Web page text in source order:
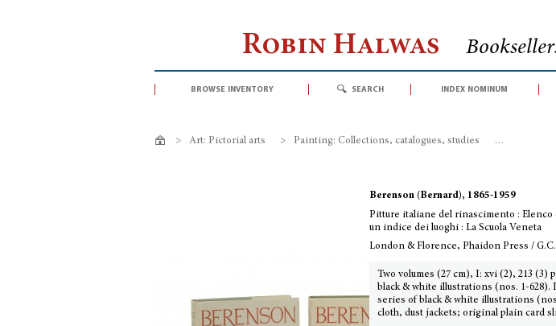
Robin Halwas
browse inventory search index nominum
> Art: Pictorial arts > Painting: Collections, catalogues, studies >
Berenson (Bernard), 1865-1959
Pitture italiane del rinascimento :
un indice dei luoghi : La Scuola Veneta
London & Florence, Phaidon Press /
Two volumes (27 cm), I: xvi (2), 213
black & white illustrations (nos. 1-
series of black & white illustrations
cloth, dust jackets; original plain card